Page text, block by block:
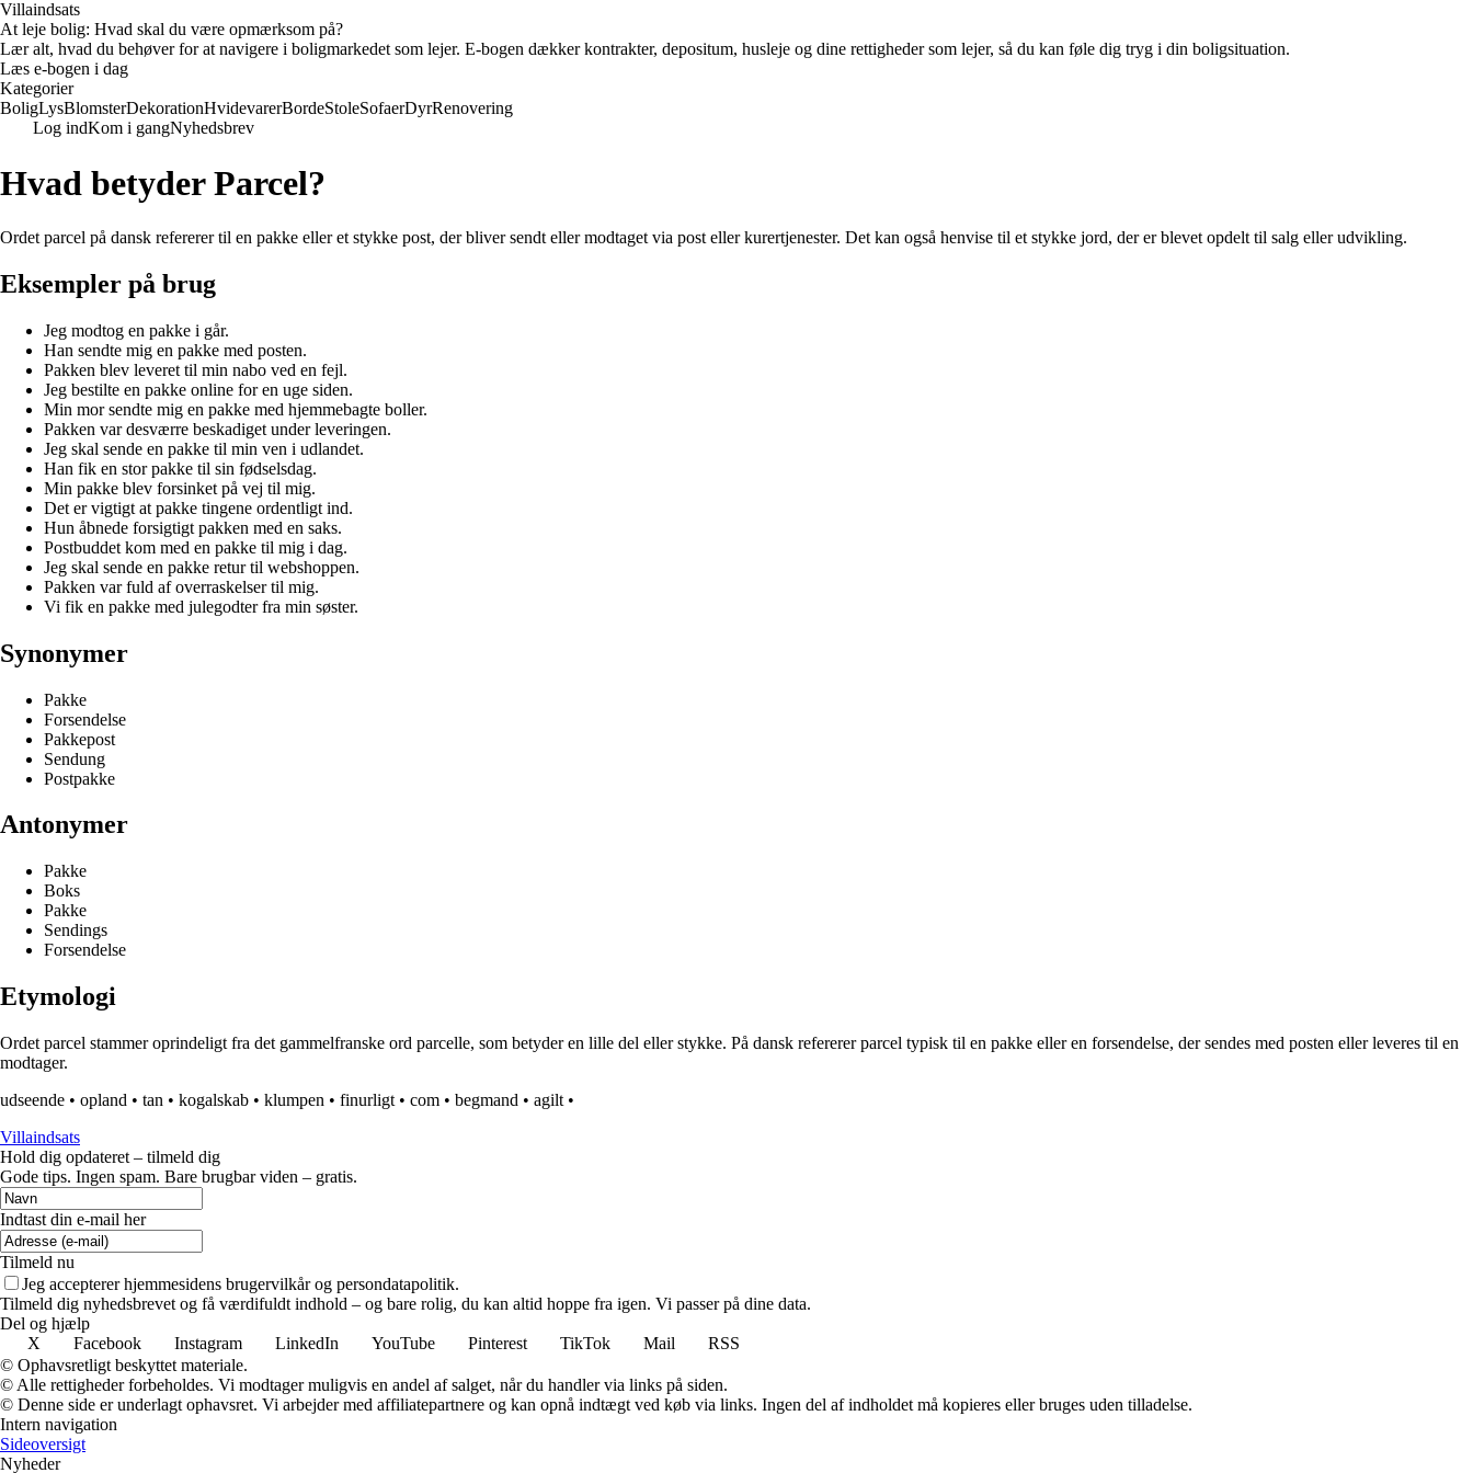
Villaindsats
At leje bolig: Hvad skal du være opmærksom på?
Lær alt, hvad du behøver for at navigere i boligmarkedet som lejer. E-bogen dækker kontrakter, depositum, husleje og dine rettigheder som lejer, så du kan føle dig tryg i din boligsituation.
Læs e-bogen i dag
Kategorier
BoligLysBlomsterDekorationHvidevarerBordeStoleSofaerDyrRenovering
Log indKom i gangNyhedsbrev
Hvad betyder Parcel?
Ordet parcel på dansk refererer til en pakke eller et stykke post, der bliver sendt eller modtaget via post eller kurertjenester. Det kan også henvise til et stykke jord, der er blevet opdelt til salg eller udvikling.
Eksempler på brug
Jeg modtog en pakke i går.
Han sendte mig en pakke med posten.
Pakken blev leveret til min nabo ved en fejl.
Jeg bestilte en pakke online for en uge siden.
Min mor sendte mig en pakke med hjemmebagte boller.
Pakken var desværre beskadiget under leveringen.
Jeg skal sende en pakke til min ven i udlandet.
Han fik en stor pakke til sin fødselsdag.
Min pakke blev forsinket på vej til mig.
Det er vigtigt at pakke tingene ordentligt ind.
Hun åbnede forsigtigt pakken med en saks.
Postbuddet kom med en pakke til mig i dag.
Jeg skal sende en pakke retur til webshoppen.
Pakken var fuld af overraskelser til mig.
Vi fik en pakke med julegodter fra min søster.
Synonymer
Pakke
Forsendelse
Pakkepost
Sendung
Postpakke
Antonymer
Pakke
Boks
Pakke
Sendings
Forsendelse
Etymologi
Ordet parcel stammer oprindeligt fra det gammelfranske ord parcelle, som betyder en lille del eller stykke. På dansk refererer parcel typisk til en pakke eller en forsendelse, der sendes med posten eller leveres til en
modtager.
udseende • opland • tan • kogalskab • klumpen • finurligt • com • begmand • agilt •
Villaindsats
Hold dig opdateret – tilmeld dig
Gode tips. Ingen spam. Bare brugbar viden – gratis.
Indtast din e-mail her
Tilmeld nu
Jeg accepterer hjemmesidens brugervilkår og persondatapolitik.
Tilmeld dig nyhedsbrevet og få værdifuldt indhold – og bare rolig, du kan altid hoppe fra igen. Vi passer på dine data.
Del og hjælp
X
Facebook Instagram LinkedIn YouTube Pinterest TikTok Mail
RSS
© Ophavsretligt beskyttet materiale.
© Alle rettigheder forbeholdes. Vi modtager muligvis en andel af salget, når du handler via links på siden.
© Denne side er underlagt ophavsret. Vi arbejder med affiliatepartnere og kan opnå indtægt ved køb via links. Ingen del af indholdet må kopieres eller bruges uden tilladelse.
Intern navigation
Sideoversigt
Nyheder